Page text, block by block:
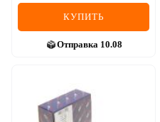
КУПИТЬ
Отправка 10.08